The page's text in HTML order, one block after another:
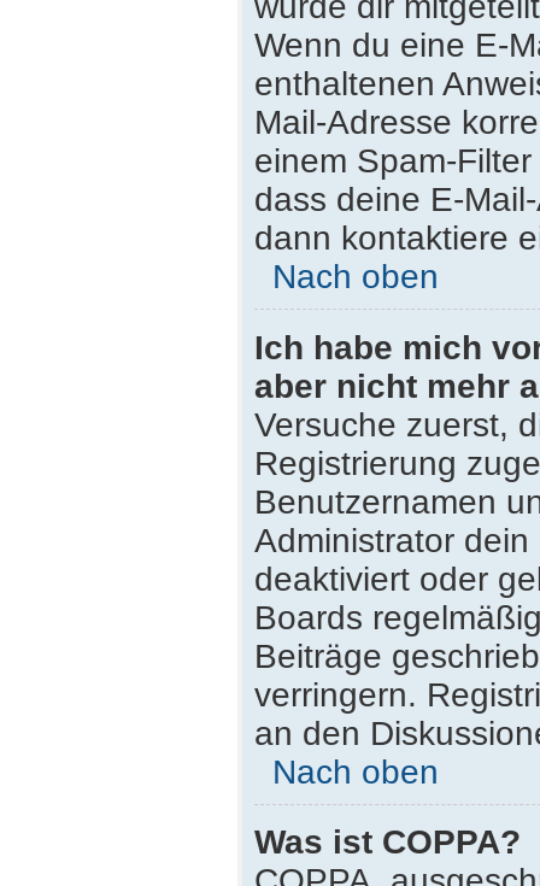
Wenn du eine E-
enthaltenen
Mail-Adresse
einem Spam-
dass deine E-
dann kontaktiere
Nach oben
Ich habe mich
aber nicht mehr
Versuche zuerst,
Registrierung
Benutzernamen
Administrator
deaktiviert oder
Boards
Beiträge
verringern.
an den
Nach oben
Was ist COPPA?